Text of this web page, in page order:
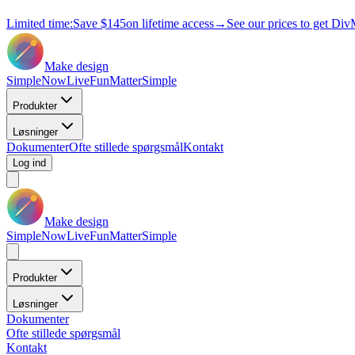
Limited time:Save $145on lifetime access→ See our prices to get
Make design
SimpleNowLiveFunMatterSimple
Produkter
Løsninger
DokumenterOfte stillede spørgsmålKontakt
Log ind
Make design
SimpleNowLiveFunMatterSimple
Produkter
Løsninger
Dokumenter
Ofte stillede spørgsmål
Kontakt